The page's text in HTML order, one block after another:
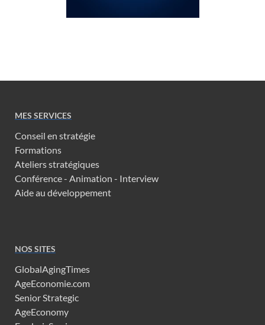
MES SERVICES
Conseil en stratégie
Formations
Ateliers stratégiques
Conférence - Animation - Interview
Aide au développement
NOS SITES
GlobalAgingTimes
AgeEconomie.com
Senior Strategic
AgeEconomy